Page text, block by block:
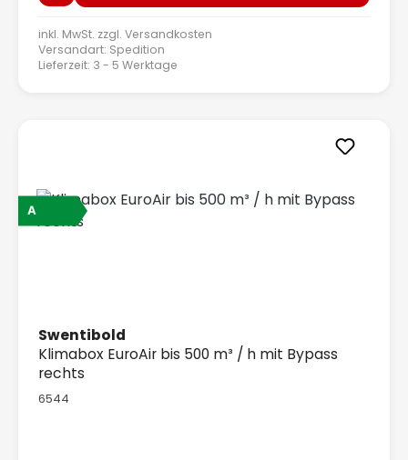
inkl. MwSt. zzgl. Versandkosten
Versandart: Spedition
Lieferzeit: 3 - 5 Werktage
A
Swentibold
Klimabox EuroAir bis 500 m³ / h mit Bypass
rechts
6544